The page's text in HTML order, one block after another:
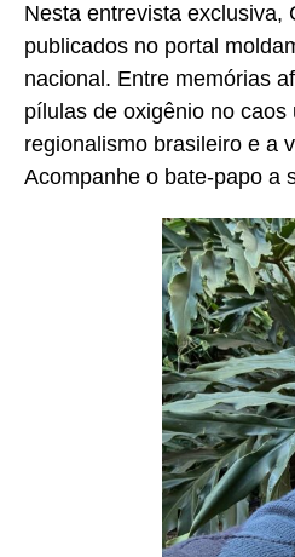
Nesta entrevista exclusiva,
publicados no portal
nacional. Entre memórias
pílulas de oxigênio no
regionalismo brasileiro e a
Acompanhe o bate-papo a